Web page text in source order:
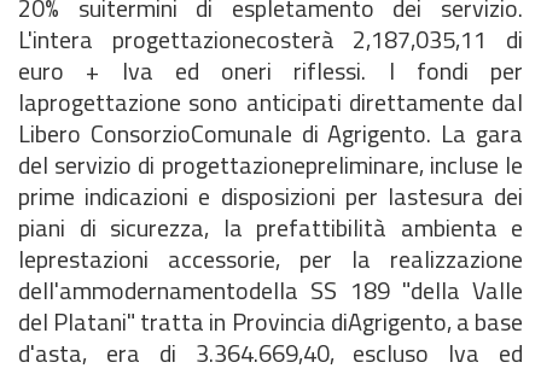
20% suitermini di espletamento dei servizio.
L'intera progettazionecosterà 2,187,035,11 di
euro + Iva ed oneri riflessi. I fondi per
laprogettazione sono anticipati direttamente dal
Libero ConsorzioComunale di Agrigento. La gara
del servizio di progettazionepreliminare, incluse le
prime indicazioni e disposizioni per lastesura dei
piani di sicurezza, la prefattibilità ambienta e
leprestazioni accessorie, per la realizzazione
dell'ammodernamentodella SS 189 "della Valle
del Platani" tratta in Provincia diAgrigento, a base
d'asta, era di 3.364.669,40, escluso Iva ed